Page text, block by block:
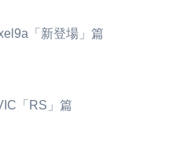
「新登場」篇
「RS」篇